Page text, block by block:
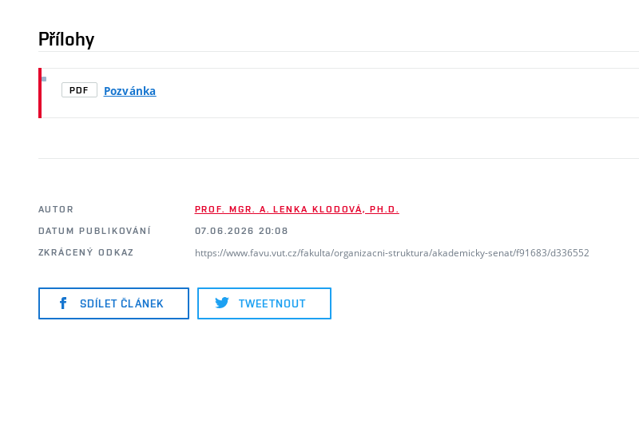
Přílohy
PDF Pozvánka
AUTOR
PROF. MGR. A. LENKA KLODOVÁ, PH.D.
DATUM PUBLIKOVÁNÍ
07.06.2026 20:08
ZKRÁCENÝ ODKAZ
https://www.favu.vut.cz/fakulta/organizacni-struktura/akademicky-senat/f91683/d336552
SDÍLET ČLÁNEK TWEETNOUT